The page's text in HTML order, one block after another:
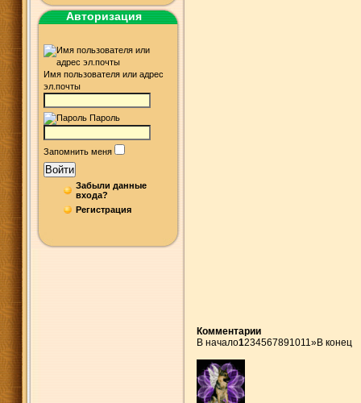
Авторизация
Имя пользователя или адрес
эл.почты
Пароль
Запомнить меня
Войти
Забыли данные
входа?
Регистрация
Комментарии
В начало1234567891011»В конец